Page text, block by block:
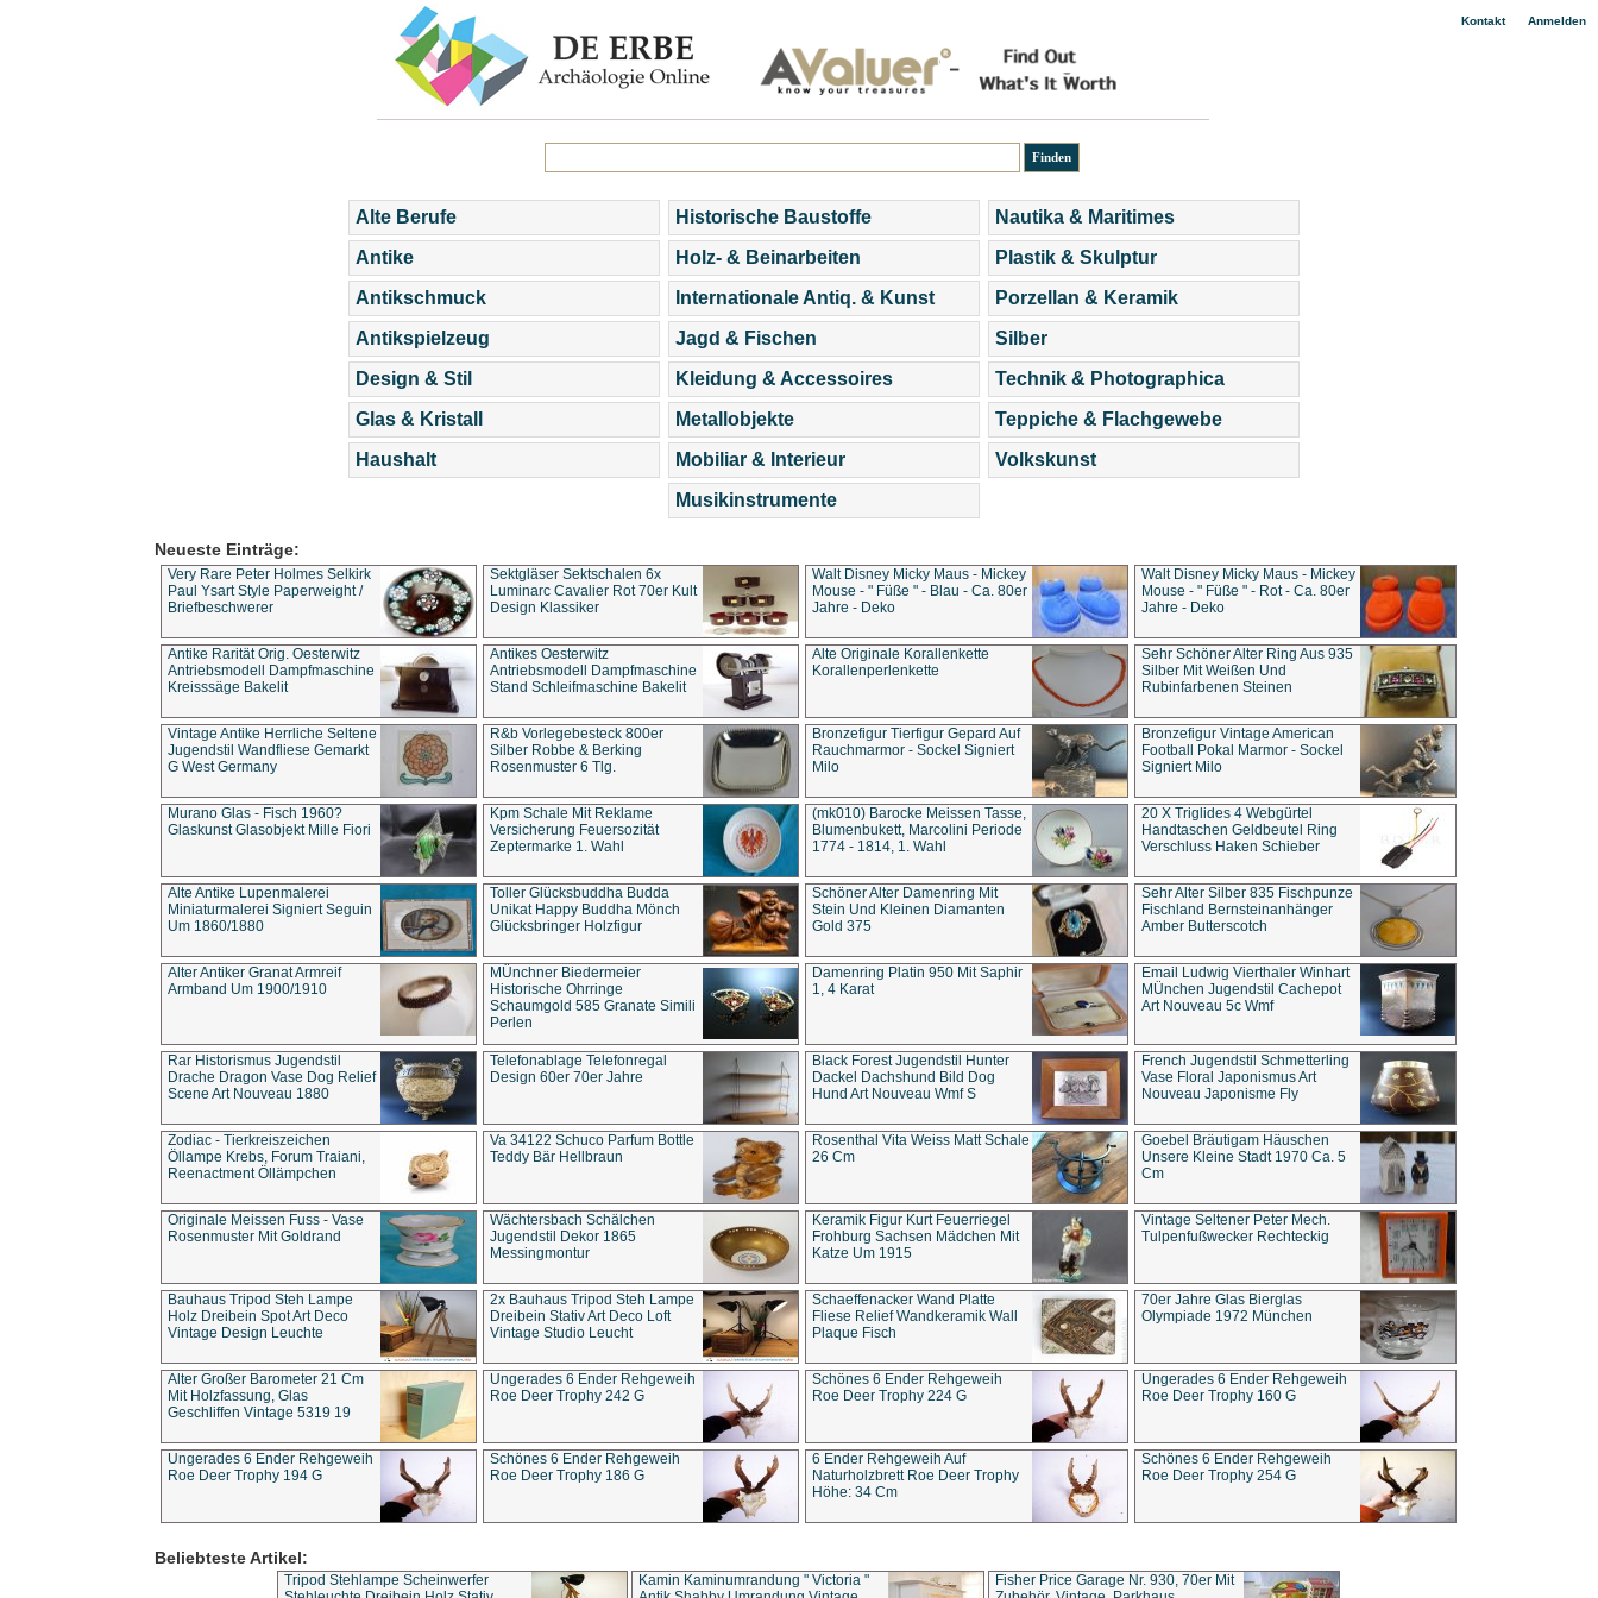
Kontakt| Anmelden
Alte Berufe
Antike
Antikschmuck
Antikspielzeug
Design & Stil
Glas & Kristall
Haushalt
Historische Baustoffe
Holz- & Beinarbeiten
Internationale Antiq. & Kunst
Jagd & Fischen
Kleidung & Accessoires
Metallobjekte
Mobiliar & Interieur
Musikinstrumente
Nautika & Maritimes
Plastik & Skulptur
Porzellan & Keramik
Silber
Technik & Photographica
Teppiche & Flachgewebe
Volkskunst
Neueste Einträge:
Very Rare Peter Holmes Selkirk
Paul Ysart Style Paperweight /
Briefbeschwerer
Sektgläser Sektschalen 6x
Luminarc Cavalier Rot 70er Kult
Design Klassiker
Walt Disney Micky Maus - Mickey
Mouse - " Füße " - Blau - Ca. 80er
Jahre - Deko
Walt Disney Micky Maus - Mickey
Mouse - " Füße " - Rot - Ca. 80er
Jahre - Deko
Antike Rarität Orig. Oesterwitz
Antriebsmodell Dampfmaschine
Kreisssäge Bakelit
Antikes Oesterwitz
Antriebsmodell Dampfmaschine
Stand Schleifmaschine Bakelit
Alte Originale Korallenkette
Korallenperlenkette
Sehr Schöner Alter Ring Aus 935
Silber Mit Weißen Und
Rubinfarbenen Steinen
Vintage Antike Herrliche Seltene
Jugendstil Wandfliese Gemarkt
G West Germany
R&b Vorlegebesteck 800er
Silber Robbe & Berking
Rosenmuster 6 Tlg.
Bronzefigur Tierfigur Gepard Auf
Rauchmarmor - Sockel Signiert
Milo
Bronzefigur Vintage American
Football Pokal Marmor - Sockel
Signiert Milo
Murano Glas - Fisch 1960?
Glaskunst Glasobjekt Mille Fiori
Kpm Schale Mit Reklame
Versicherung Feuersozität
Zeptermarke 1. Wahl
(mk010) Barocke Meissen Tasse,
Blumenbukett, Marcolini Periode
1774 - 1814, 1. Wahl
20 X Triglides 4 Webgürtel
Handtaschen Geldbeutel Ring
Verschluss Haken Schieber
Alte Antike Lupenmalerei
Miniaturmalerei Signiert Seguin
Um 1860/1880
Toller Glücksbuddha Budda
Unikat Happy Buddha Mönch
Glücksbringer Holzfigur
Schöner Alter Damenring Mit
Stein Und Kleinen Diamanten
Gold 375
Sehr Alter Silber 835 Fischpunze
Fischland Bernsteinanhänger
Amber Butterscotch
Alter Antiker Granat Armreif
Armband Um 1900/1910
MÜnchner Biedermeier
Historische Ohrringe
Schaumgold 585 Granate Simili
Perlen
Damenring Platin 950 Mit Saphir
1, 4 Karat
Email Ludwig Vierthaler Winhart
MÜnchen Jugendstil Cachepot
Art Nouveau 5c Wmf
Rar Historismus Jugendstil
Drache Dragon Vase Dog Relief
Scene Art Nouveau 1880
Telefonablage Telefonregal
Design 60er 70er Jahre
Black Forest Jugendstil Hunter
Dackel Dachshund Bild Dog
Hund Art Nouveau Wmf S
French Jugendstil Schmetterling
Vase Floral Japonismus Art
Nouveau Japonisme Fly
Zodiac - Tierkreiszeichen
Öllampe Krebs, Forum Traiani,
Reenactment Öllämpchen
Va 34122 Schuco Parfum Bottle
Teddy Bär Hellbraun
Rosenthal Vita Weiss Matt Schale
26 Cm
Goebel Bräutigam Häuschen
Unsere Kleine Stadt 1970 Ca. 5
Cm
Originale Meissen Fuss - Vase
Rosenmuster Mit Goldrand
Wächtersbach Schälchen
Jugendstil Dekor 1865
Messingmontur
Keramik Figur Kurt Feuerriegel
Frohburg Sachsen Mädchen Mit
Katze Um 1915
Vintage Seltener Peter Mech.
Tulpenfußwecker Rechteckig
Bauhaus Tripod Steh Lampe
Holz Dreibein Spot Art Deco
Vintage Design Leuchte
2x Bauhaus Tripod Steh Lampe
Dreibein Stativ Art Deco Loft
Vintage Studio Leucht
Schaeffenacker Wand Platte
Fliese Relief Wandkeramik Wall
Plaque Fisch
70er Jahre Glas Bierglas
Olympiade 1972 München
Alter Großer Barometer 21 Cm
Mit Holzfassung, Glas
Geschliffen Vintage 5319 19
Ungerades 6 Ender Rehgeweih
Roe Deer Trophy 242 G
Schönes 6 Ender Rehgeweih
Roe Deer Trophy 224 G
Ungerades 6 Ender Rehgeweih
Roe Deer Trophy 160 G
Ungerades 6 Ender Rehgeweih
Roe Deer Trophy 194 G
Schönes 6 Ender Rehgeweih
Roe Deer Trophy 186 G
6 Ender Rehgeweih Auf
Naturholzbrett Roe Deer Trophy
Höhe: 34 Cm
Schönes 6 Ender Rehgeweih
Roe Deer Trophy 254 G
Beliebteste Artikel:
Tripod Stehlampe Scheinwerfer
Kamin Kaminumrandung " Victoria "
Fisher Price Garage Nr. 930, 70er Mit